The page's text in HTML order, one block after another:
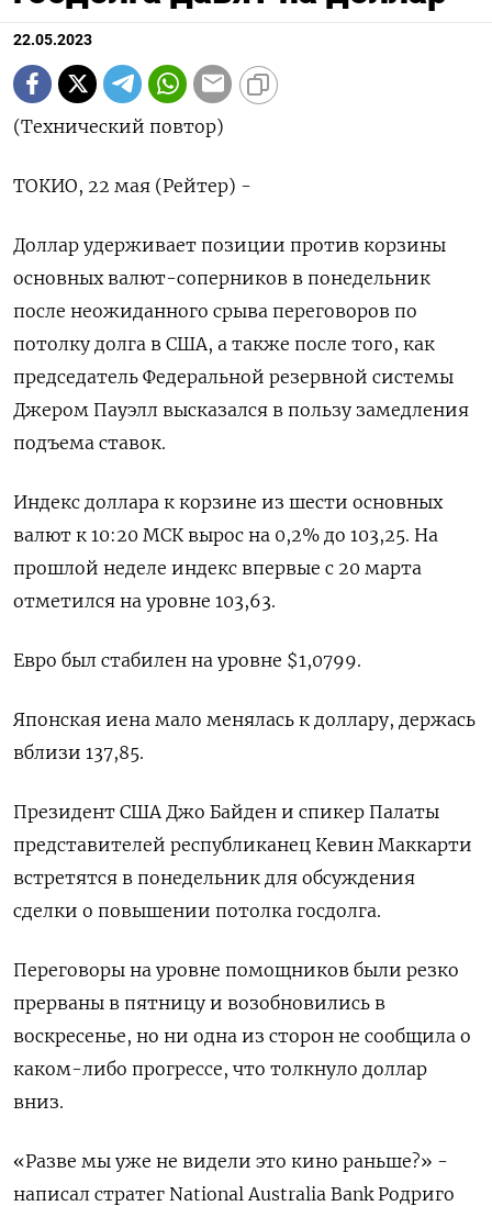
22.05.2023
(Технический повтор)
ТОКИО, 22 мая (Рейтер) -
Доллар удерживает позиции против корзины
основных валют-соперников в понедельник
после неожиданного срыва переговоров по
потолку долга в США, а также после того, как
председатель Федеральной резервной системы
Джером Пауэлл высказался в пользу замедления
подъема ставок.
Индекс доллара к корзине из шести основных
валют к 10:20 МСК вырос на 0,2% до 103,25​. На
прошлой неделе индекс впервые с 20 марта
отметился на уровне 103,63.
Евро был стабилен на уровне $1,0799​.
Японская иена мало менялась к доллару, держась
вблизи 137,85.
Президент США Джо Байден и спикер Палаты
представителей республиканец Кевин Маккарти
встретятся в понедельник для обсуждения
сделки о повышении потолка госдолга.
Переговоры на уровне помощников были резко
прерваны в пятницу и возобновились в
воскресенье, но ни одна из сторон не сообщила о
каком-либо прогрессе, что толкнуло доллар
вниз.
«Разве мы уже не видели это кино раньше?» -
написал стратег National Australia Bank Родриго